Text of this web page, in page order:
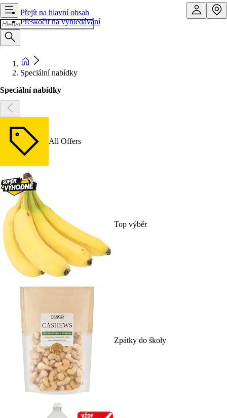
Přejít na hlavní obsah
Přeskočit na vyhledávání
Speciální nabídky
Speciální nabídky
All Offers
Top výběr
Zpátky do školy